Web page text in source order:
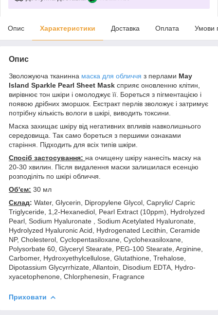
Опис Характеристики Доставка Оплата Умови
Опис
Зволожуюча тканинна маска для обличчя з перлами May
Island Sparkle Pearl Sheet Mask сприяє оновленню клітин,
вирівнює тон шкіри і омолоджує її. Бореться з пігментацією і
появою дрібних зморшок. Екстракт перлів зволожує і затримує
потрібну кількість вологи в шкірі, виводить токсини.
Маска захищає шкіру від негативних впливів навколишнього
середовища. Так само бореться з першими ознаками
старіння. Підходить для всіх типів шкіри.
Спосіб застосування: на очищену шкіру нанесіть маску на
20-30 хвилин. Після видалення маски залишилася есенцію
розподіліть по шкірі обличчя.
Об'єм: 30 мл
Склад: Water, Glycerin, Dipropylene Glycol, Caprylic/ Capric
Triglyceride, 1,2-Hexanediol, Pearl Extract (10ppm), Hydrolyzed
Pearl, Sodium Hyaluronate , Sodium Acetylated Hyaluronate,
Hydrolyzed Hyaluronic Acid, Hydrogenated Lecithin, Ceramide
NP, Cholesterol, Cyclopentasiloxane, Cyclohexasiloxane,
Polysorbate 60, Glyceryl Stearate, PEG-100 Stearate, Arginine,
Carbomer, Hydroxyethylcellulose, Glutathione, Trehalose,
Dipotassium Glycyrrhizate, Allantoin, Disodium EDTA, Hydro-
xyacetophenone, Chlorphenesin, Fragrance
Приховати